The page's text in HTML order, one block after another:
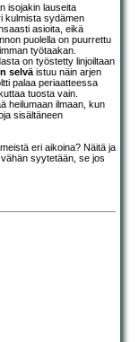
isojakin lauseita
kulmista sydämen
asioita, eikä
puolella on puurrettu
työtaakan.
on työstetty linjoiltaan
selvä istuu näin arjen
palaa periaatteessa
tuosta vain.
heilumaan ilmaan, kun
sisältäneen
eri aikoina? Näitä ja
syytetään, se jos